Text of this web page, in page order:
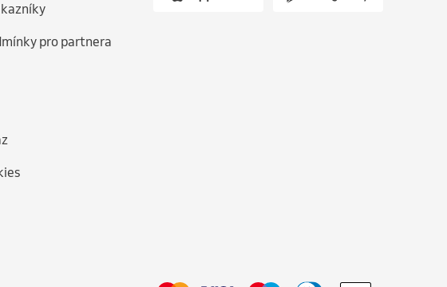
pro partnera